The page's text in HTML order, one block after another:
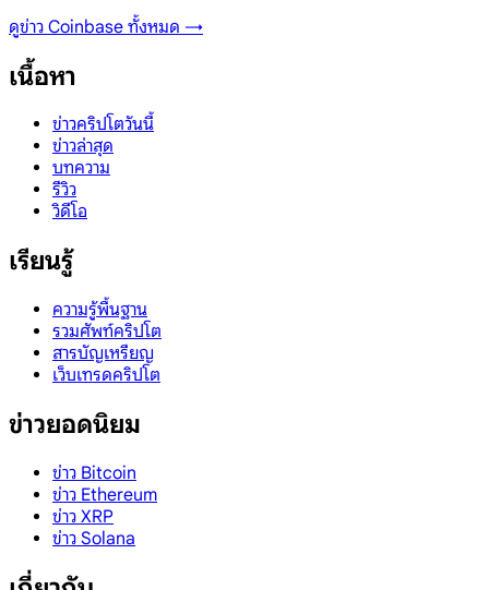
ดูข่าว Coinbase ทั้งหมด →
เนื้อหา
ข่าวคริปโตวันนี้
ข่าวล่าสุด
บทความ
รีวิว
วิดีโอ
เรียนรู้
ความรู้พื้นฐาน
รวมศัพท์คริปโต
สารบัญเหรียญ
เว็บเทรดคริปโต
ข่าวยอดนิยม
ข่าว Bitcoin
ข่าว Ethereum
ข่าว XRP
ข่าว Solana